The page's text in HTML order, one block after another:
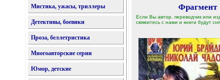
Мистика, ужасы, триллеры
Детективы, боевики
Проза, беллетристика
Многоавторские серии
Юмор, детские
Фрагмент
Если Вы автор, переводчик или
свяжитесь с нами и книги будут